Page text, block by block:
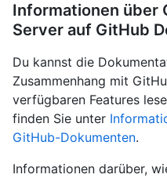
Informationen über
Server auf GitHub
Du kannst die
Zusammenhang mit
verfügbaren Features
finden Sie unter
GitHub-Dokumenten.
Informationen darüber,